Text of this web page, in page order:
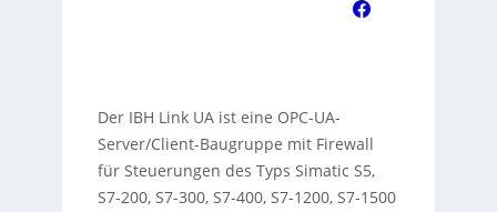
Der IBH Link UA ist eine OPC-UA-
Server/Client-Baugruppe mit Firewall
für Steuerungen des Typs Simatic S5,
S7-200, S7-300, S7-400, S7-1200, S7-1500